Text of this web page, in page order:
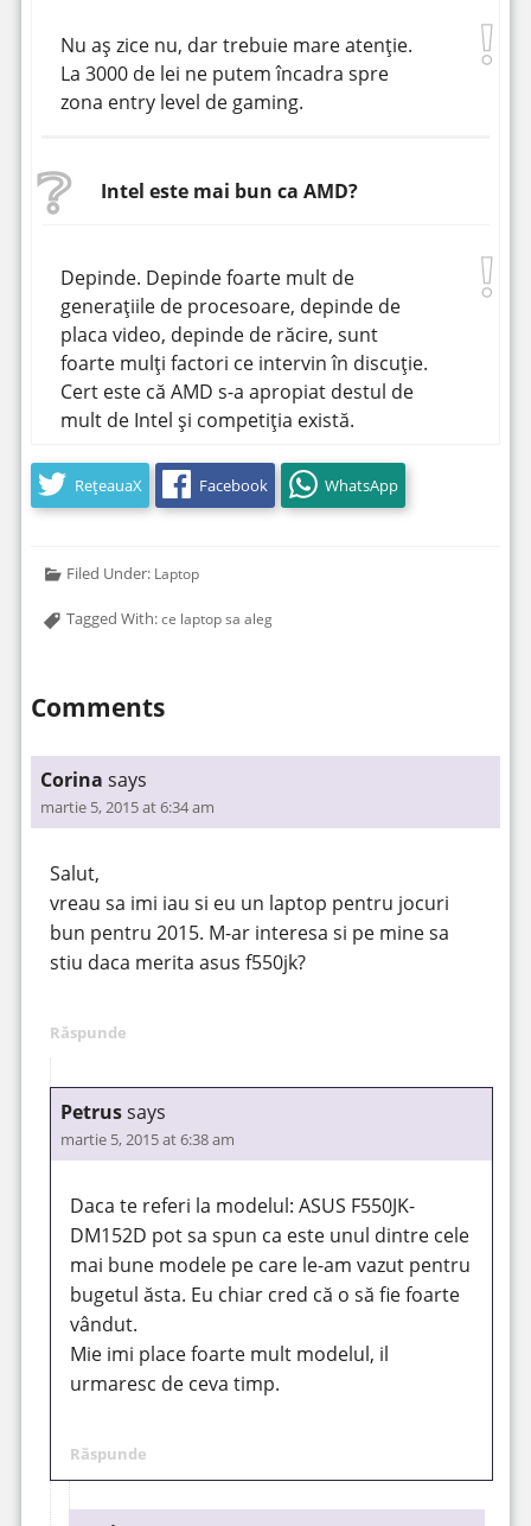
Nu aș zice nu, dar trebuie mare atenție.
La 3000 de lei ne putem încadra spre
zona entry level de gaming.
Intel este mai bun ca AMD?
Depinde. Depinde foarte mult de
generațiile de procesoare, depinde de
placa video, depinde de răcire, sunt
foarte mulți factori ce intervin în discuție.
Cert este că AMD s-a apropiat destul de
mult de Intel și competiția există.
RețeauaX Facebook WhatsApp
Filed Under: Laptop
Tagged With:ce laptop sa aleg
Comments
Corina says
martie 5, 2015 at 6:34 am
Salut,
vreau sa imi iau si eu un laptop pentru jocuri
bun pentru 2015. M-ar interesa si pe mine sa
stiu daca merita asus f550jk?
Răspunde
Petrussays
martie 5, 2015 at 6:38 am
Daca te referi la modelul: ASUS F550JK-
DM152D pot sa spun ca este unul dintre cele
mai bune modele pe care le-am vazut pentru
bugetul ăsta. Eu chiar cred că o să fie foarte
vândut.
Mie imi place foarte mult modelul, il
urmaresc de ceva timp.
Răspunde